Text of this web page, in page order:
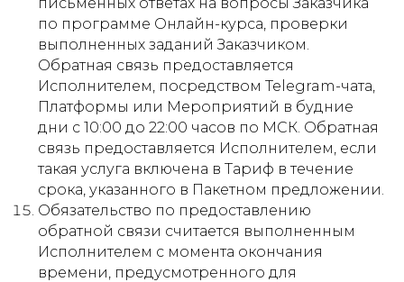
по программе Онлайн-курса, проверки
выполненных заданий Заказчиком.
Обратная связь предоставляется
Исполнителем, посредством Telegram-чата,
Платформы или Мероприятий в будние
дни с 10:00 до 22:00 часов по МСК. Обратная
связь предоставляется Исполнителем, если
такая услуга включена в Тариф в течение
срока, указанного в Пакетном предложении.
Обязательство по предоставлению
обратной связи считается выполненным
Исполнителем с момента окончания
времени, предусмотренного для